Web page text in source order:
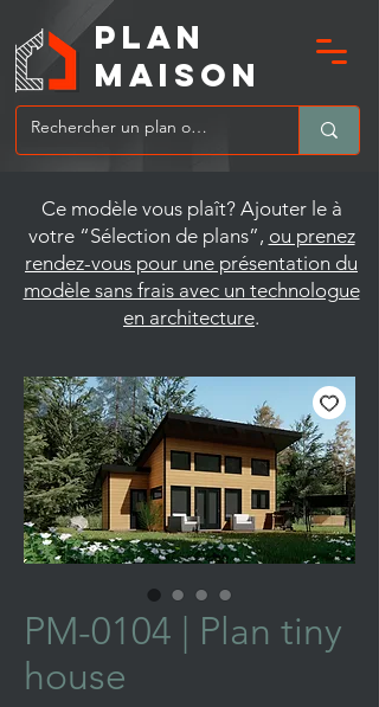
MAIsoN
PLAN
Ce modèle vous plaît? Ajouter le à
votre “Sélection de plans”, ou prenez
rendez-vous pour une présentation du
modèle sans frais avec un technologue
en architecture.
PM-0104 | Plan tiny
house